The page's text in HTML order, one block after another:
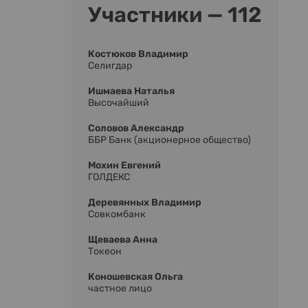
Участники — 112
Костюков Владимир
Селигдар
Ишмаева Наталья
Высочайший
Соловов Александр
ББР Банк (акционерное общество)
Мохин Евгений
ГОЛДЕКС
Деревянных Владимир
Совкомбанк
Щеваева Анна
Токеон
Коношевская Ольга
частное лицо